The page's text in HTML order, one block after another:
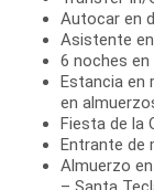
Autocar en
Asistente
6 noches
Estancia en
en
Fiesta de la
Entrante de
Almuerzo